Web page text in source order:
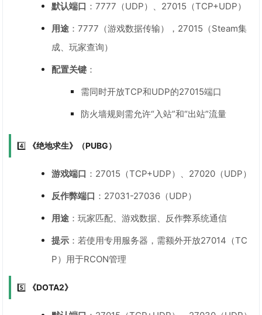
默认端口 ：7777（UDP）、27015（TCP+UDP）
用途：7777（游戏数据传输），27015（Steam集
成、玩家查询）
配置关键：
需同时开放TCP和UDP的27015端口
防火墙规则需允许“入站”和“出站”流量
4️⃣ 《绝地求生》（PUBG）
游戏端口 ：27015（TCP+UDP）、27020（UDP）
反作弊端口 ：27031-27036（UDP）
用途：玩家匹配、游戏数据、反作弊系统通信
提示：若使用专用服务器，需额外开放27014（TC
P）用于RCON管理
5️⃣ 《DOTA2》